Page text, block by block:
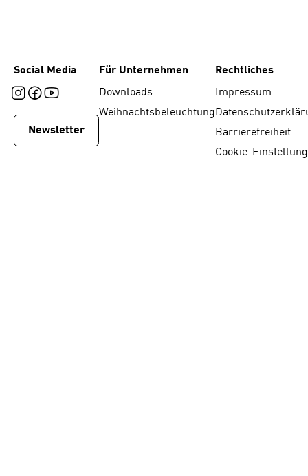
Social Media
Newsletter
Für Unternehmen
Downloads
Weihnachtsbeleuchtung
Rechtliches
Impressum
Barrierefreiheit
Cookie-